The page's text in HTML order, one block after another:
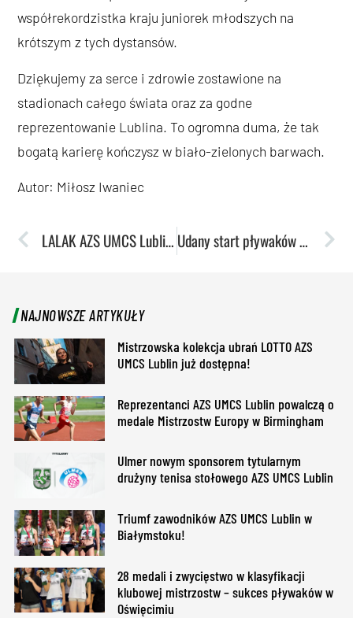
współrekordzistka kraju juniorek młodszych na
krótszym z tych dystansów.
Dziękujemy za serce i zdrowie zostawione na
stadionach całego świata oraz za godne
reprezentowanie Lublina. To ogromna duma, że tak
bogatą karierę kończysz w biało-zielonych barwach.
Autor: Miłosz Iwaniec
LALAK AZS UMCS Lublin zostaje w krajowej elicie! Rozmowy pomeczowe Udany start pływaków AZS UMCS Lublin – Adela Piskorska najlepszą zawodniczką zawodów.
NAJNOWSZE ARTYKUŁY
Mistrzowska kolekcja ubrań LOTTO AZS
UMCS Lublin już dostępna!
Reprezentanci AZS UMCS Lublin powalczą o
medale Mistrzostw Europy w Birmingham
Ulmer nowym sponsorem tytularnym
drużyny tenisa stołowego AZS UMCS Lublin
Triumf zawodników AZS UMCS Lublin w
Białymstoku!
28 medali i zwycięstwo w klasyfikacji
klubowej mistrzostw – sukces pływaków w
Oświęcimiu